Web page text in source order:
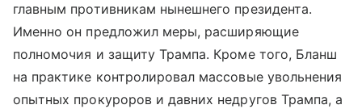
главным противникам нынешнего президента.
Именно он предложил меры, расширяющие
полномочия и защиту Трампа. Кроме того, Бланш
на практике контролировал массовые увольнения
опытных прокуроров и давних недругов Трампа, а